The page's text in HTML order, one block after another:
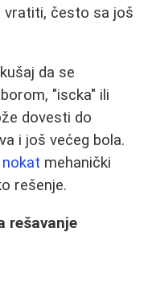
vratiti, često sa još
da se
"iscka" ili
dovesti do
i još većeg bola.
mehanički
rešenje.
rešavanje